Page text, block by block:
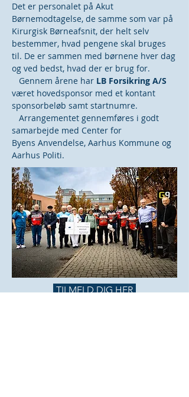
Det er personalet på Akut
Børnemodtagelse, de samme som var på
Kirurgisk Børneafsnit, der helt selv
bestemmer, hvad pengene skal bruges
til. De er sammen med børnene hver dag
og ved bedst, hvad der er brug for.
Gennem årene har LB Forsikring A/S
været hovedsponsor med et kontant
sponsorbeløb samt startnumre.
Arrangementet gennemføres i godt
samarbejde med Center for
Byens Anvendelse, Aarhus Kommune og
Aarhus Politi.
TILMELD DIG HER